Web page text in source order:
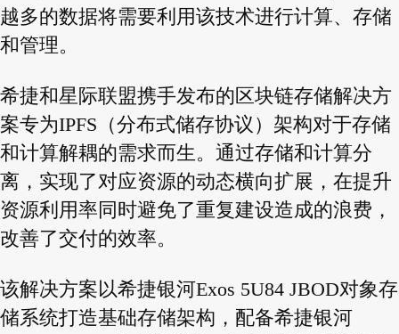
越多的数据将需要利用该技术进行计算、存储
和管理。
希捷和星际联盟携手发布的区块链存储解决方
案专为IPFS（分布式储存协议）架构对于存储
和计算解耦的需求而生。通过存储和计算分
离，实现了对应资源的动态横向扩展，在提升
资源利用率同时避免了重复建设造成的浪费，
改善了交付的效率。
该解决方案以希捷银河Exos 5U84 JBOD对象存
储系统打造基础存储架构，配备希捷银河